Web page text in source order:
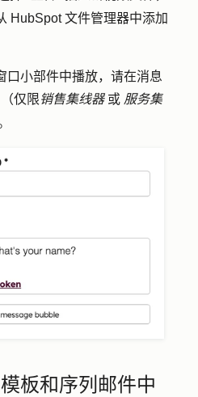
HubSpot 文件管理器中添加
口小部件中播放，请在消息
（仅限销售集线器 或 服务集
板和序列邮件中